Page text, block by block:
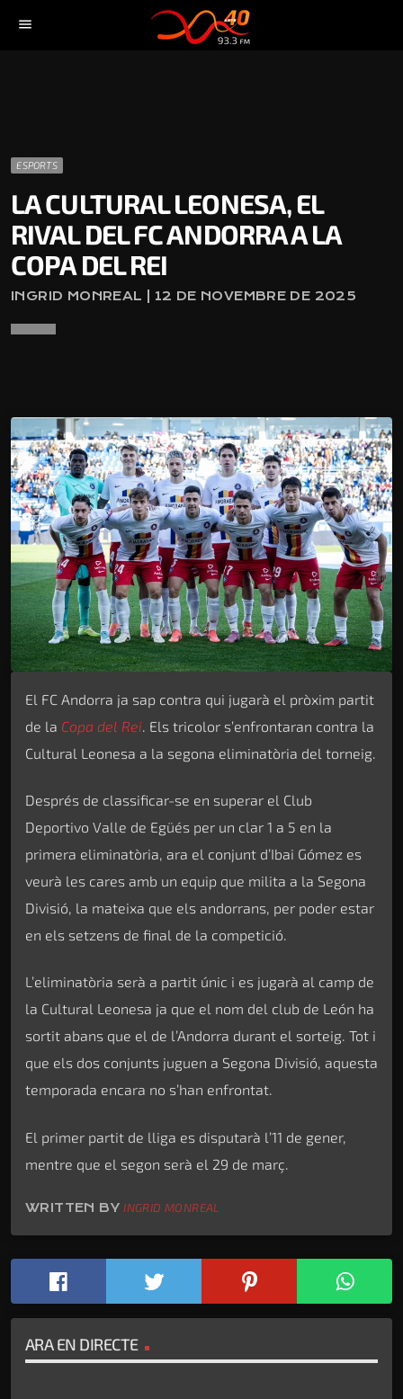
menu
ESPORTS
LA CULTURAL LEONESA, EL
RIVAL DEL FC ANDORRA A LA
COPA DEL REI
INGRID MONREAL | 12 DE NOVEMBRE DE 2025
El FC Andorra ja sap contra qui jugarà el pròxim partit
de la Copa del Rei . Els tricolor s’enfrontaran contra la
Cultural Leonesa a la segona eliminatòria del torneig.
Després de classificar-se en superar el Club
Deportivo Valle de Egüés per un clar 1 a 5 en la
primera eliminatòria, ara el conjunt d’Ibai Gómez es
veurà les cares amb un equip que milita a la Segona
Divisió, la mateixa que els andorrans, per poder estar
en els setzens de final de la competició.
L’eliminatòria serà a partit únic i es jugarà al camp de
la Cultural Leonesa ja que el nom del club de León ha
sortit abans que el de l’Andorra durant el sorteig. Tot i
que els dos conjunts juguen a Segona Divisió, aquesta
temporada encara no s’han enfrontat.
El primer partit de lliga es disputarà l’11 de gener,
mentre que el segon serà el 29 de març.
WRITTEN BYINGRID MONREAL
ARA EN DIRECTE